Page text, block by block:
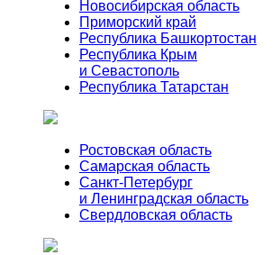
Новосибирская область
Приморский край
Республика Башкортостан
Республика Крым
и Севастополь
Республика Татарстан
Ростовская область
Самарская область
Санкт-Петербург
и Ленинградская область
Свердловская область